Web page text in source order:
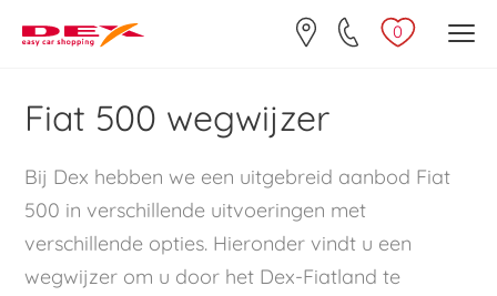
0
Fiat 500 wegwijzer
Bij Dex hebben we een uitgebreid aanbod Fiat
500 in verschillende uitvoeringen met
verschillende opties. Hieronder vindt u een
wegwijzer om u door het Dex-Fiatland te